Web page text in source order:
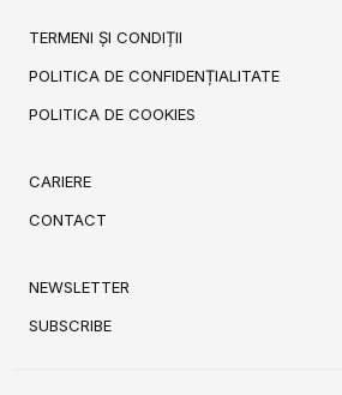
TERMENI ȘI CONDIȚII
POLITICA DE CONFIDENȚIALITATE
POLITICA DE COOKIES
CARIERE
CONTACT
NEWSLETTER
SUBSCRIBE